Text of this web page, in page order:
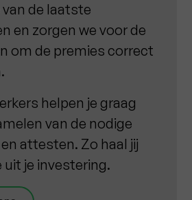
de laatste
en zorgen we voor de
om de premies correct
helpen je graag
van de nodige
attesten. Zo haal jij
je investering.